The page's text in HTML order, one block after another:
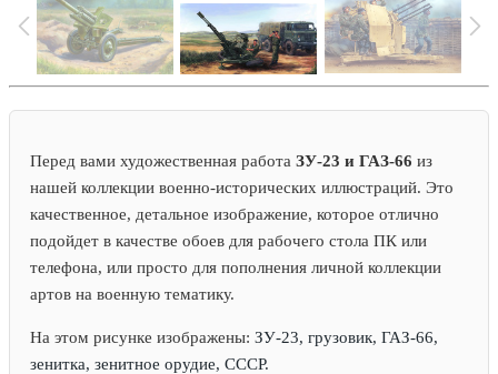
Перед вами художественная работа ЗУ-23 и ГАЗ-66 из
нашей коллекции военно-исторических иллюстраций. Это
качественное, детальное изображение, которое отлично
подойдет в качестве обоев для рабочего стола ПК или
телефона, или просто для пополнения личной коллекции
артов на военную тематику.
На этом рисунке изображены: ЗУ-23, грузовик, ГАЗ-66,
зенитка, зенитное орудие, СССР.